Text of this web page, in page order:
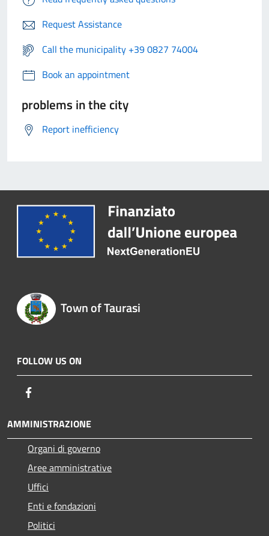
Request Assistance
Call the municipality +39 0827 74004
Book an appointment
problems in the city
Report inefficiency
Town of Taurasi
FOLLOW US ON
AMMINISTRAZIONE
Organi di governo
Aree amministrative
Uffici
Enti e fondazioni
Politici